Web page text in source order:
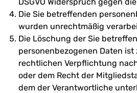
Die Sie betreffenden
wurden unrechtmäßig
Die Löschung der Sie
personenbezogenen Daten
rechtlichen Verpflichtung
oder dem Recht der
dem der Verantwortliche